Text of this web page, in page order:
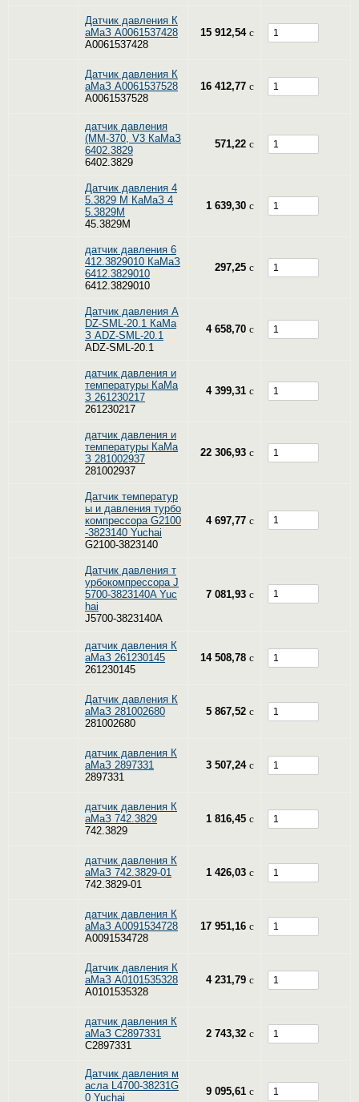
Датчик давления К
аМаЗ A0061537428
A0061537428
15 912,54 c
Датчик давления К
аМаЗ A0061537528
A0061537528
16 412,77 c
датчик давления
(ММ-370, V3 КаМаЗ
6402.3829
6402.3829
571,22 c
Датчик давления 4
5.3829 М КаМаЗ 4
5.3829М
45.3829М
1 639,30 c
датчик давления 6
412.3829010 КаМаЗ
6412.3829010
6412.3829010
297,25 c
Датчик давления A
DZ-SML-20.1 КаМа
З ADZ-SML-20.1
ADZ-SML-20.1
4 658,70 c
датчик давления и
температуры КаМа
З 261230217
261230217
4 399,31 c
датчик давления и
температуры КаМа
З 281002937
281002937
22 306,93 c
Датчик температур
ы и давления турбо
компрессора G2100
-3823140 Yuchai
G2100-3823140
4 697,77 c
Датчик давления т
урбокомпрессора J
5700-3823140A Yuc
hai
J5700-3823140A
7 081,93 c
датчик давления К
аМаЗ 261230145
261230145
14 508,78 c
Датчик давления К
аМаЗ 281002680
281002680
5 867,52 c
датчик давления К
аМаЗ 2897331
2897331
3 507,24 c
датчик давления К
аМаЗ 742.3829
742.3829
1 816,45 c
датчик давления К
аМаЗ 742.3829-01
742.3829-01
1 426,03 c
датчик давления К
аМаЗ A0091534728
A0091534728
17 951,16 c
Датчик давления К
аМаЗ A0101535328
A0101535328
4 231,79 c
датчик давления К
аМаЗ C2897331
C2897331
2 743,32 c
Датчик давления м
асла L4700-38231G
0 Yuchai
9 095,61 c